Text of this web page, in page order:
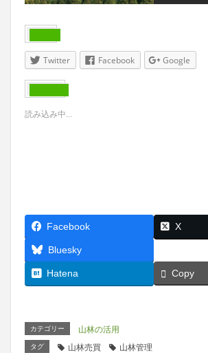
Twitter Facebook Google
読み込み中...
Facebook X
Bluesky
Hatena Copy
カテゴリー 山林の活用
タグ 山林売買 山林管理